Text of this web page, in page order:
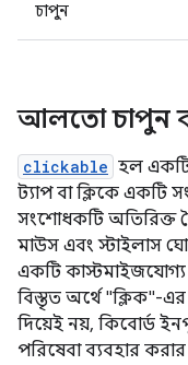
চাপুন
আলতো চাপুন
clickable হল
ট্যাপ বা ক্লিকে একটি
সংশোধকটি অতিরিক্ত
মাউস এবং স্টাইলাস
একটি
বিস্তৃত অর্থে "ক্লিক"-
দিয়েই নয়, কিবোর্ড
পরিষেবা ব্যবহার